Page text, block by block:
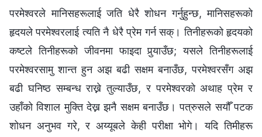
परमेश्‍वरले मानिसहरूलाई जति धेरै शोधन गर्नुहुन्छ, मानिसहरूको
हृदयले परमेश्‍वरलाई त्यति नै धेरै प्रेम गर्न सक्। तिनीहरूको हृदयको
कष्टले तिनीहरूको जीवनमा फाइदा पुर्‍याउँछ; यसले तिनीहरूलाई
परमेश्‍वरसामु शान्त हुन अझ बढी सक्षम बनाउँछ, परमेश्‍वरसँग अझ
बढी घनिष्ठ सम्बन्ध राख्ने तुल्याउँछ, र परमेश्‍वरको अथाह प्रेम र
उहाँको विशाल मुक्ति देख्न झनै सक्षम बनाउँछ। पत्रुसले सयौँ पटक
शोधन अनुभव गरे, र अय्यूबले केही परीक्षा भोगे। यदि तिमीहरू